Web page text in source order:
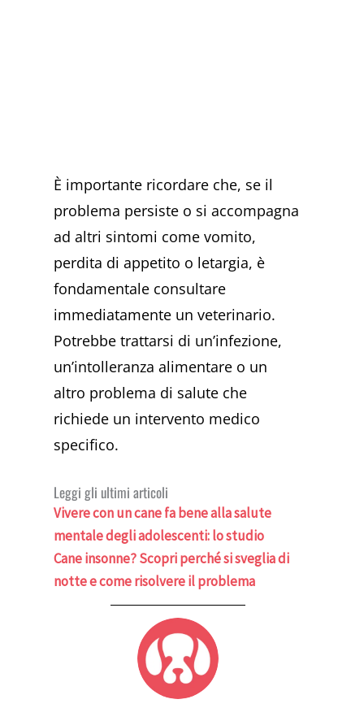
È importante ricordare che, se il
problema persiste o si accompagna
ad altri sintomi come vomito,
perdita di appetito o letargia, è
fondamentale consultare
immediatamente un veterinario.
Potrebbe trattarsi di un’infezione,
un’intolleranza alimentare o un
altro problema di salute che
richiede un intervento medico
specifico.
Leggi gli ultimi articoli
Vivere con un cane fa bene alla salute
mentale degli adolescenti: lo studio
Cane insonne? Scopri perché si sveglia di
notte e come risolvere il problema